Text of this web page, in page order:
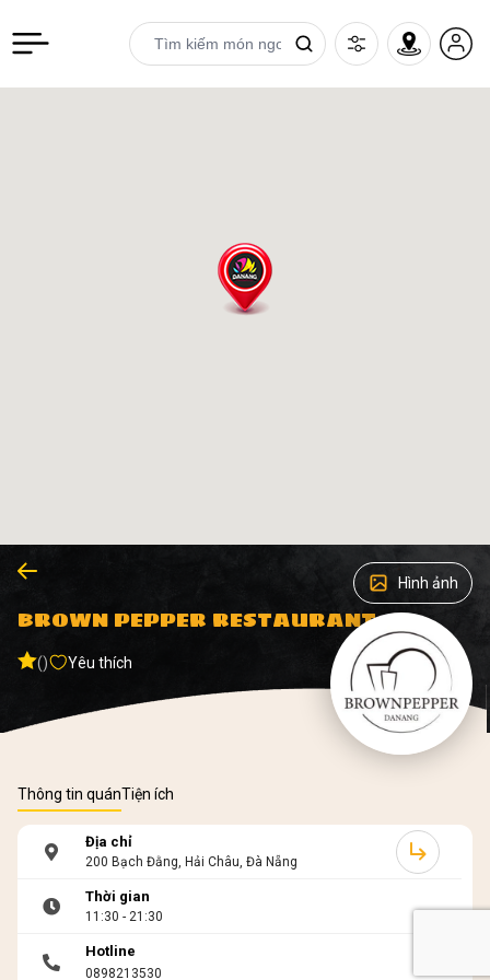
Hình ảnh
BROWN PEPPER RESTAURANT
() Yêu thích
Thông tin quánTiện ích
Địa chỉ
200 Bạch Đằng, Hải Châu, Đà Nẵng
Thời gian
11:30 - 21:30
Hotline
0898213530